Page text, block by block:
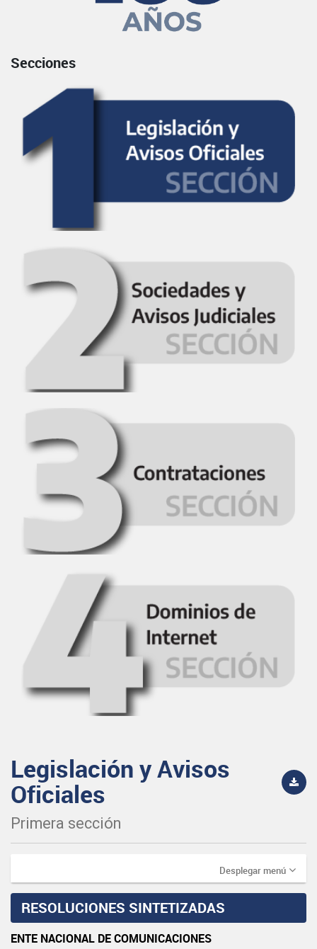
Secciones
Legislación y Avisos
Oficiales
Primera sección
Desplegar menú
RESOLUCIONES SINTETIZADAS
ENTE NACIONAL DE COMUNICACIONES